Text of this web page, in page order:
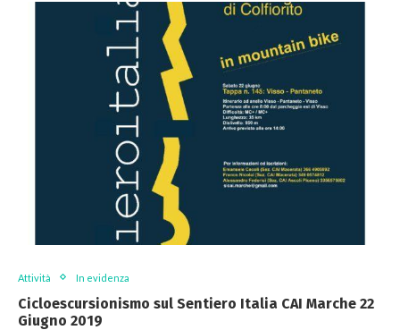
Attività In evidenza
Cicloescursionismo sul Sentiero Italia CAI Marche 22
Giugno 2019